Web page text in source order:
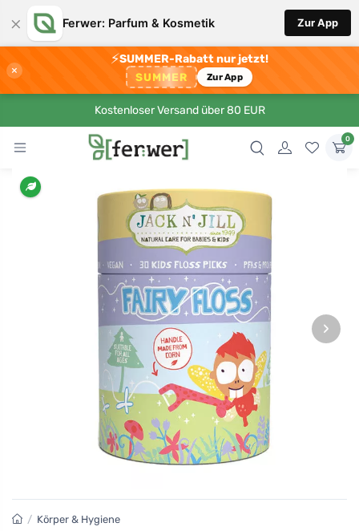
× Ferwer: Parfum & Kosmetik Zur App
×
⚡SUMMER-Rabatt nur jetzt!
SUMMER Zur App
Kostenloser Versand über 80 EUR
0
›
/ Körper & Hygiene